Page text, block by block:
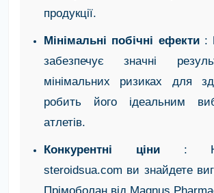
продукції.
Мінімальні побічні ефекти :
забезпечує значні
мінімальних ризиках для
робить його ідеальним
атлетів.
Конкурентні ціни :
steroidsua.com ви знайдете